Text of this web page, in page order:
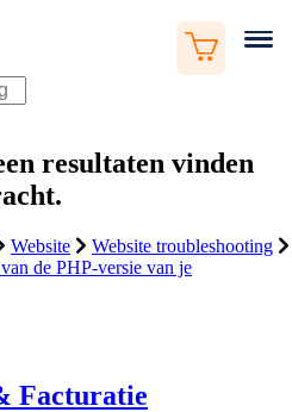
resultaten vinden
Website
Website troubleshooting
de PHP-versie van je
Facturatie